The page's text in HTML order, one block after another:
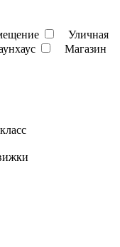
Уличная
Магазин